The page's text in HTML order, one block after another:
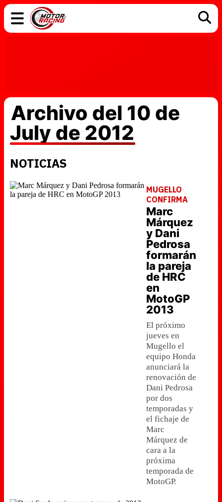
Archivo del 10 de
July de 2012
NOTICIAS
MUGELLO
CONFIRMA
Marc
Márquez
y Dani
Pedrosa
formarán
la pareja
de HRC
en
MotoGP
2013
El próximo
jueves en
Mugello el
equipo Honda
anunciará la
renovación de
Dani Pedrosa
por dos
temporadas y
el fichaje de
Marc
Márquez de
cara a la
próxima
temporada de
MotoGP.